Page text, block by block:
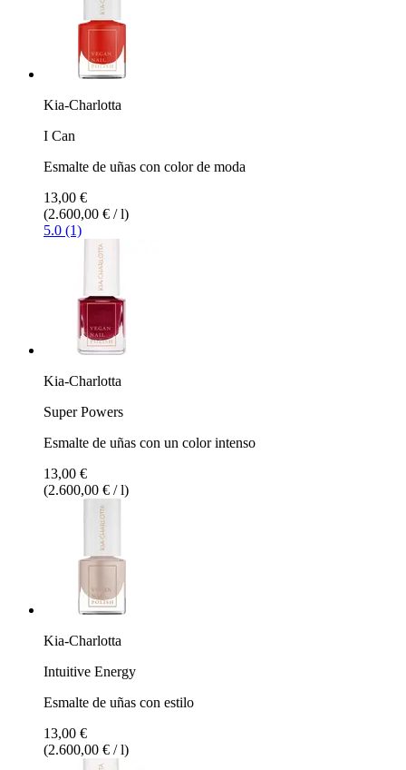
Kia-Charlotta
I Can
Esmalte de uñas con color de moda
13,00 €
(2.600,00 € / l)
5.0 (1)
Kia-Charlotta
Super Powers
Esmalte de uñas con un color intenso
13,00 €
(2.600,00 € / l)
Kia-Charlotta
Intuitive Energy
Esmalte de uñas con estilo
13,00 €
(2.600,00 € / l)